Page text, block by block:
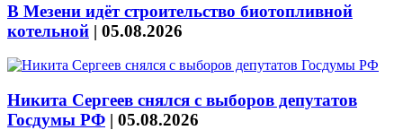
В Мезени идёт строительство биотопливной
котельной | 05.08.2026
Никита Сергеев снялся с выборов депутатов
Госдумы РФ | 05.08.2026